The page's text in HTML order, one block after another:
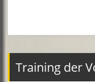
Training der